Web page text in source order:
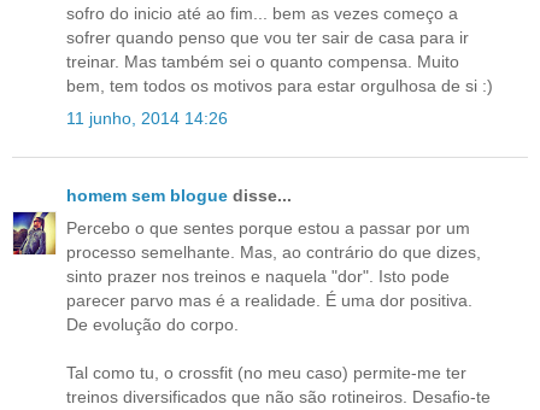
sofro do inicio até ao fim... bem as vezes começo a
sofrer quando penso que vou ter sair de casa para ir
treinar. Mas também sei o quanto compensa. Muito
bem, tem todos os motivos para estar orgulhosa de si :)
11 junho, 2014 14:26
homem sem blogue disse...
Percebo o que sentes porque estou a passar por um
processo semelhante. Mas, ao contrário do que dizes,
sinto prazer nos treinos e naquela "dor". Isto pode
parecer parvo mas é a realidade. É uma dor positiva.
De evolução do corpo.
Tal como tu, o crossfit (no meu caso) permite-me ter
treinos diversificados que não são rotineiros. Desafio-te